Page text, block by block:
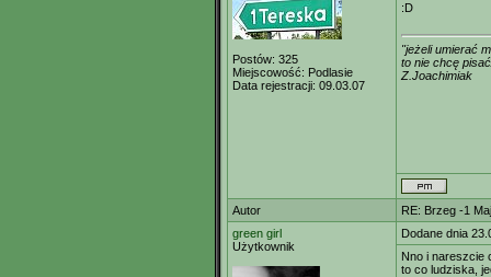
Postów: 325
Miejscowość: Podlasie
Data rejestracji: 09.03.07
:D
"jeżeli umierać
to nie chcę
Z.Joachimiak
Autor
RE: Brzeg -1
green girl
Użytkownik
Dodane dnia
Nno i nareszcie
to co ludziska,